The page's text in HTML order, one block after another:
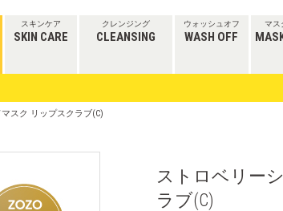
スキンケア
SKIN CARE
クレンジング
CLEANSING
ウォッシュオフ
WASH OFF
マス
スク リップスクラブ(C)
ストロベリー
ラブ(C)